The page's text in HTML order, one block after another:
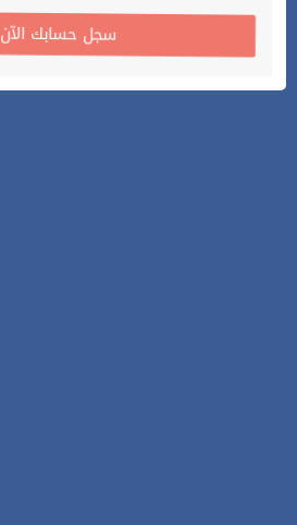
! سجل حسابك الآن